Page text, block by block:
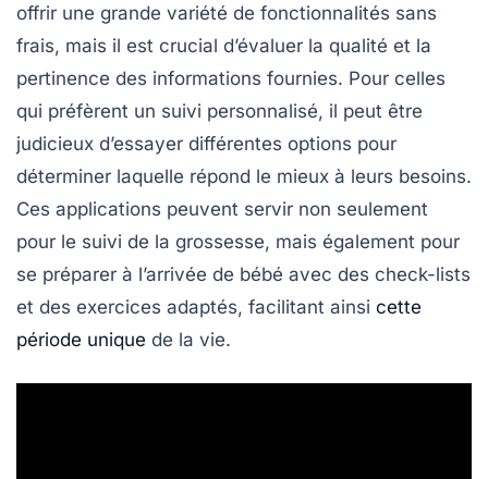
offrir une grande variété de fonctionnalités sans
frais, mais il est crucial d’évaluer la qualité et la
pertinence des informations fournies. Pour celles
qui préfèrent un suivi personnalisé, il peut être
judicieux d’essayer différentes options pour
déterminer laquelle répond le mieux à leurs besoins.
Ces applications peuvent servir non seulement
pour le suivi de la grossesse, mais également pour
se préparer à l’arrivée de bébé avec des check-lists
et des exercices adaptés, facilitant ainsi cette
période unique de la vie.